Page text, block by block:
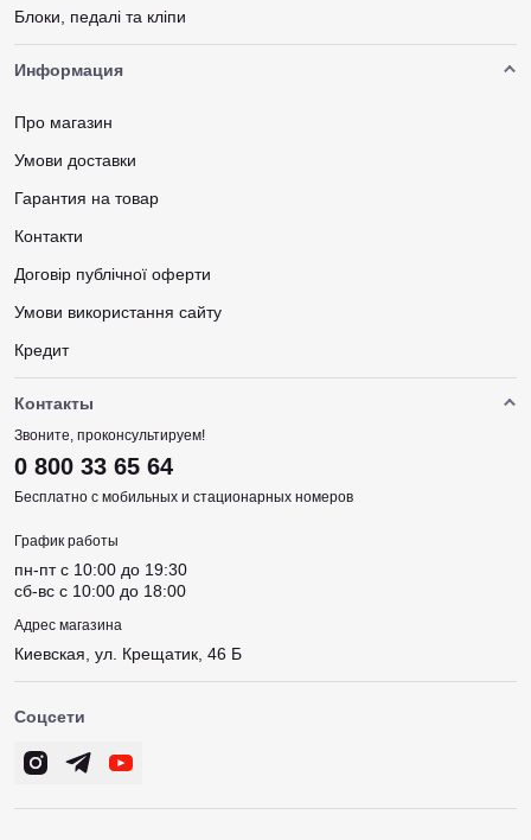
Блоки, педалі та кліпи
Информация
Про магазин
Умови доставки
Гарантия на товар
Контакти
Договір публічної оферти
Умови використання сайту
Кредит
Контакты
Звоните, проконсультируем!
0 800 33 65 64
Бесплатно с мобильных и стационарных номеров
График работы
пн-пт c 10:00 до 19:30
сб-вс c 10:00 до 18:00
Адрес магазина
Киевская, ул. Крещатик, 46 Б
Соцсети